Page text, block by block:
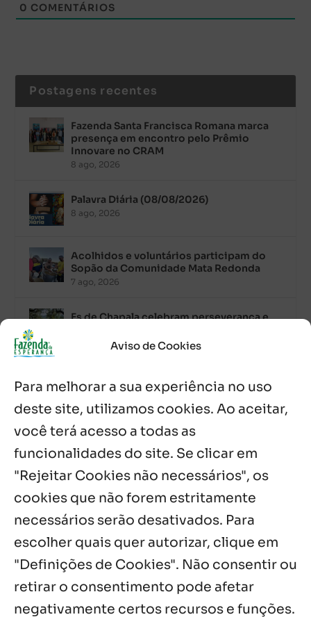
Aviso de Cookies
Para melhorar a sua experiência no uso
deste site, utilizamos cookies. Ao aceitar,
você terá acesso a todas as
funcionalidades do site. Se clicar em
"Rejeitar Cookies não necessários", os
cookies que não forem estritamente
necessários serão desativados. Para
escolher quais quer autorizar, clique em
"Definições de Cookies". Não consentir ou
retirar o consentimento pode afetar
negativamente certos recursos e funções.
0 COMENTÁRIOS
Postagens recentes
Fazenda Santa Francisca Romana marca
presença em encontro pelo Prêmio
Innovare no CRAM
8 ago, 2026
Palavra Diária (08/08/2026)
8 ago, 2026
Acolhidos e voluntários participam do
Sopão da Comunidade Mata Redonda
7 ago, 2026
Es de Chapala celebram perseverança e
7 ago, 2026
Palavra Diária (07/08/2026)
7 ago, 2026
Oito anos de esperança: Fazenda
Feminina de Chapala celebra aniversário
com missa e festa
6 ago, 2026
Notícias por Categoria